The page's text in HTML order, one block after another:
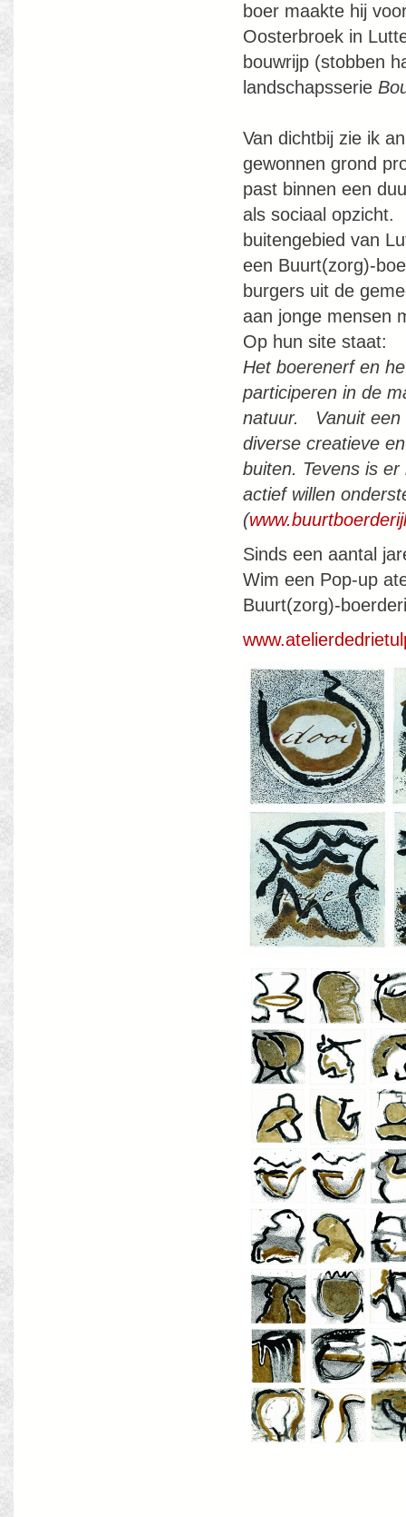
boer maakte hij
Oosterbroek in
bouwrijp (stobben
landschapsserie
Van dichtbij zie ik
gewonnen grond
past binnen een
als sociaal opzicht.
buitengebied van
een Buurt(zorg)-
burgers uit de
aan jonge mensen
Op hun site staat:
Het boerenerf en
participeren in de
natuur. Vanuit een
diverse creatieve
buiten. Tevens is
actief willen
(
Sinds een aantal
Wim een Pop-up
Buurt(zorg)-